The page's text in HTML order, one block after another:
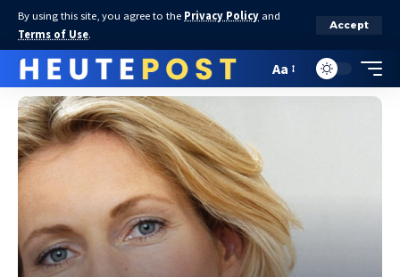
By using this site, you agree to the Privacy Policy and
Terms of Use.
Accept
Aa